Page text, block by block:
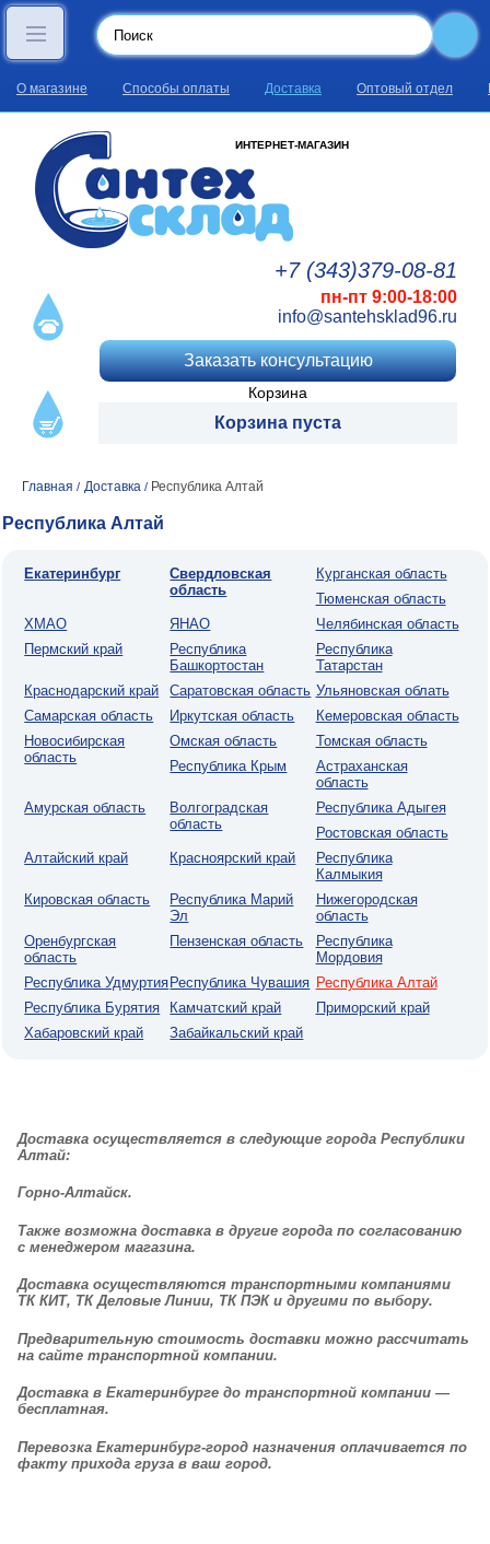
О магазине Способы оплаты Доставка Оптовый отдел
ИНТЕРНЕТ-МАГАЗИН
+7 (343)379-08-81
пн-пт 9:00-18:00
info@santehsklad96.ru
Заказать консультацию
Корзина
Корзина пуста
Главная / Доставка / Республика Алтай
Республика Алтай
Екатеринбург
Свердловская
область
Курганская область
Тюменская область
ХМАО
ЯНАО
Челябинская область
Пермский край
Республика
Башкортостан
Республика
Татарстан
Краснодарский край
Саратовская область Ульяновская облать
Самарская область
Иркутская область
Кемеровская область
Новосибирская
область
Омская область
Томская область
Республика Крым
Астраханская
область
Амурская область
Волгоградская
область
Республика Адыгея
Ростовская область
Алтайский край
Красноярский край
Республика
Калмыкия
Кировская область
Республика Марий
Эл
Нижегородская
область
Оренбургская
область
Пензенская область
Республика
Мордовия
Республика Удмуртия Республика Чувашия Республика Алтай
Республика Бурятия
Камчатский край
Приморский край
Хабаровский край
Забайкальский край
Доставкаосуществляется в следующие города Республики
Алтай:
Горно-Алтайск.
Также возможна доставка в другие города по согласованию
с менеджером магазина.
Доставкаосуществляются транспортными компаниями
ТК КИТ, ТК Деловые Линии, ТК ПЭК и другими по выбору.
Предварительную стоимость доставки можно рассчитать
на сайте транспортной компании.
Доставка в Екатеринбурге до транспортной компании —
бесплатная.
Перевозка Екатеринбург-город назначения оплачивается по
факту прихода груза в ваш город.